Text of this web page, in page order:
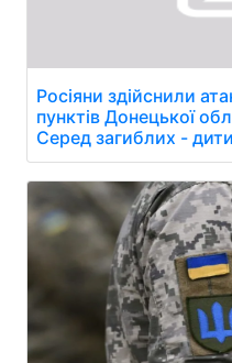
Росіяни здійснили
пунктів Донецької
Серед загиблих -